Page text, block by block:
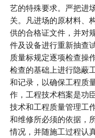
艺的特殊要求。严把进
关。凡进场的原材料、
供的合格证文件，并对
件及设备进行重新抽查
质量标规定逐项检查操
检查的基础上进行隐蔽
和记录，以确保工程质
作，工程技术档案是功
技术和工程质量管理工
和维修所必须的依据，
情况，并随施工过程认